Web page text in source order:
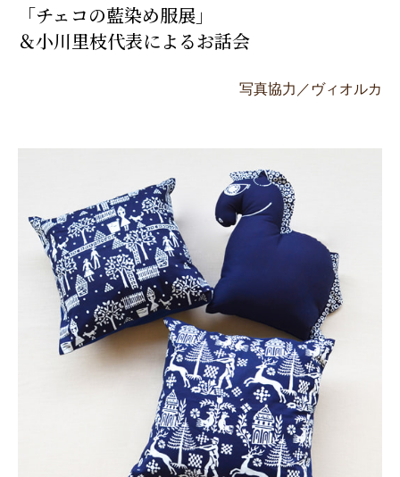
「チェコの藍染め服展」
＆小川里枝代表によるお話会
写真協力／ヴィオルカ